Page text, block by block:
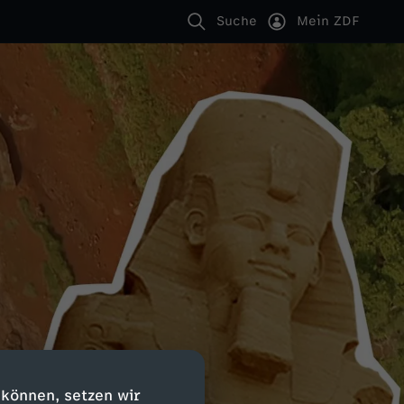
setzen wir
Suche Mein ZDF